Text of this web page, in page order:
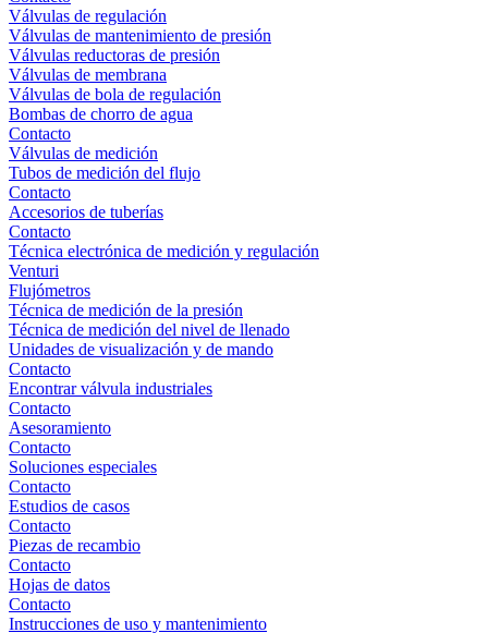
Válvulas de regulación
Válvulas de mantenimiento de presión
Válvulas reductoras de presión
Válvulas de membrana
Válvulas de bola de regulación
Bombas de chorro de agua
Contacto
Válvulas de medición
Tubos de medición del flujo
Contacto
Accesorios de tuberías
Contacto
Técnica electrónica de medición y regulación
Venturi
Flujómetros
Técnica de medición de la presión
Técnica de medición del nivel de llenado
Unidades de visualización y de mando
Contacto
Encontrar válvula industriales
Contacto
Asesoramiento
Contacto
Soluciones especiales
Contacto
Estudios de casos
Contacto
Piezas de recambio
Contacto
Hojas de datos
Contacto
Instrucciones de uso y mantenimiento